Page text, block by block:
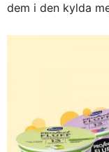
dem i den kylda